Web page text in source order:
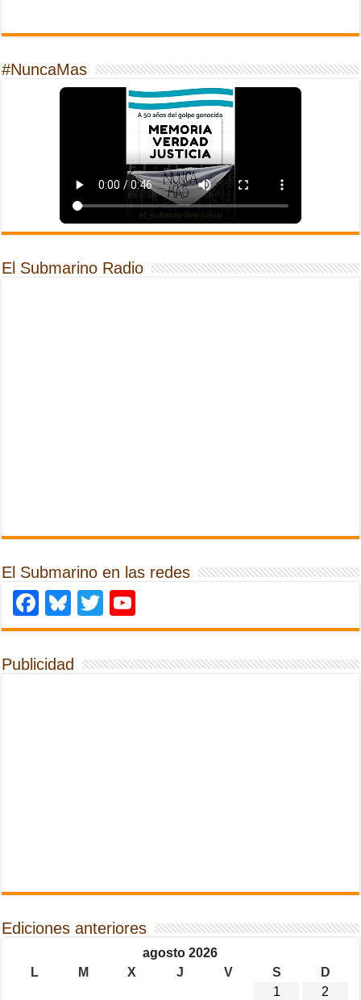
#NuncaMas
El Submarino Radio
El Submarino en las redes
Facebook
Bluesky
Twitter
Publicidad
Ediciones anteriores
agosto 2026
L
M X J V S
D
1
2